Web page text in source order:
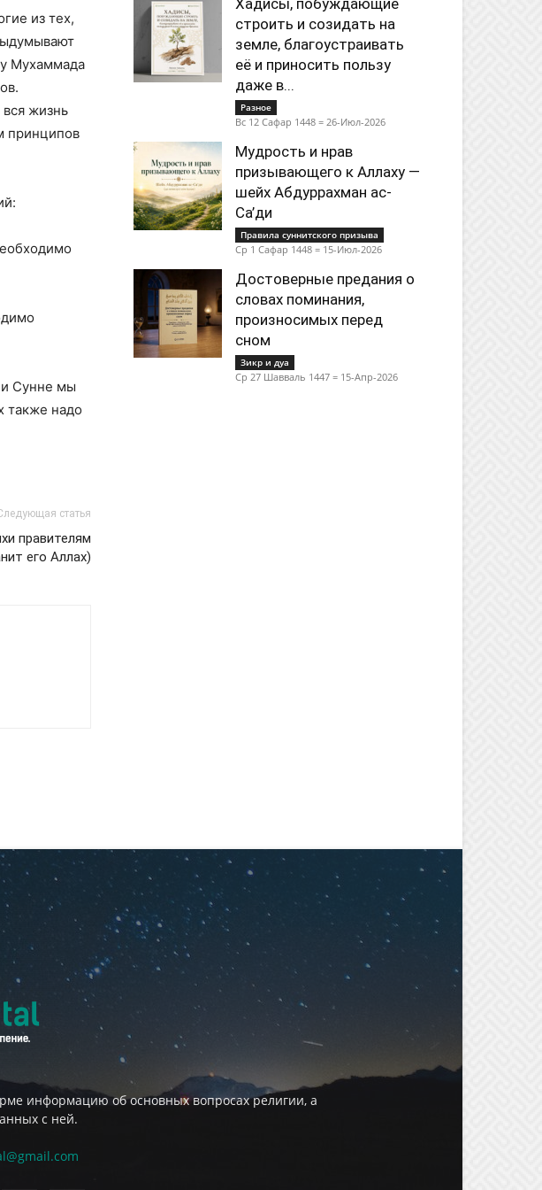
из тех,
Мухаммада
жизнь
принципов
Сунне мы
также надо
статья
правителям
его Аллах)
Хадисы, побуждающие
строить и созидать на
земле, благоустраивать
её и приносить пользу
даже в...
Разное
Вс 12 Сафар 1448 = 26-Июл-2026
Мудрость и нрав
призывающего к Аллаху —
шейх Абдуррахман ас-
Са’ди
Правила суннитского призыва
Ср 1 Сафар 1448 = 15-Июл-2026
Достоверные предания о
словах поминания,
произносимых перед
сном
Зикр и дуа
Ср 27 Шавваль 1447 = 15-Апр-2026
информацию об основных вопросах религии, а
с ней.